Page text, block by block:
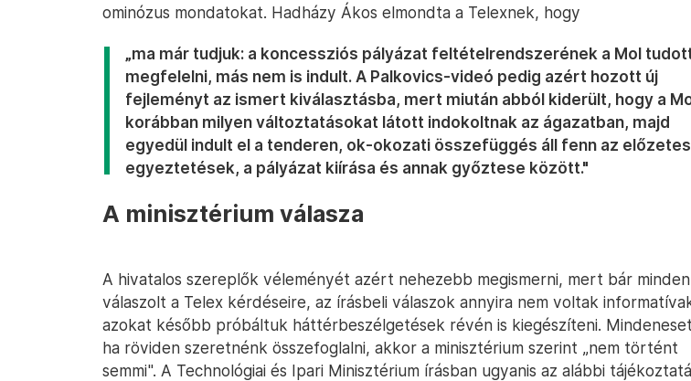
ominózus mondatokat. Hadházy Ákos elmondta a Telexnek, hogy
„ma már tudjuk: a koncessziós pályázat feltételrendszerének a Mol
megfelelni, más nem is indult. A Palkovics-videó pedig azért hozott új
fejleményt az ismert kiválasztásba, mert miután abból kiderült, hogy a
korábban milyen változtatásokat látott indokoltnak az ágazatban, majd
egyedül indult el a tenderen, ok-okozati összefüggés áll fenn az előzetes
egyeztetések, a pályázat kiírása és annak győztese között."
A minisztérium válasza
A hivatalos szereplők véleményét azért nehezebb megismerni, mert bár
válaszolt a Telex kérdéseire, az írásbeli válaszok annyira nem voltak
azokat később próbáltuk háttérbeszélgetések révén is kiegészíteni.
ha röviden szeretnénk összefoglalni, akkor a minisztérium szerint „nem történt
semmi". A Technológiai és Ipari Minisztérium írásban ugyanis az alábbi